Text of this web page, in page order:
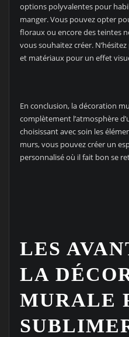
options polyvalentes pour
manger. Vous pouvez opter
floraux ou encore des teintes
vous souhaitez créer.
et matériaux pour un effet
En conclusion, la décoration
complètement l’atmosphère
choisissant avec soin les
murs, vous pouvez créer un
personnalisé où il fait bon se
LES
LA
MURALE